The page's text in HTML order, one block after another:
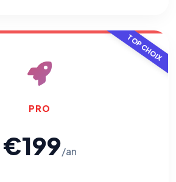
TOP CHOIX
PRO
€199/an